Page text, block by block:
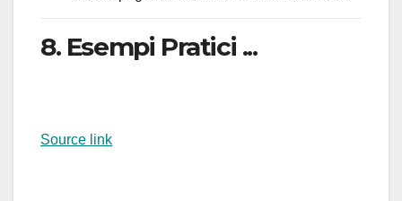
8. Esempi Pratici ...
Source link